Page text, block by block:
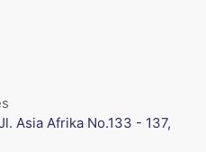
Asia Afrika No.133 - 137,